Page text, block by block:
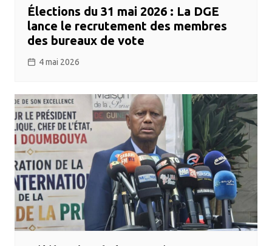
Élections du 31 mai 2026 : La DGE
lance le recrutement des membres
des bureaux de vote
4 mai 2026